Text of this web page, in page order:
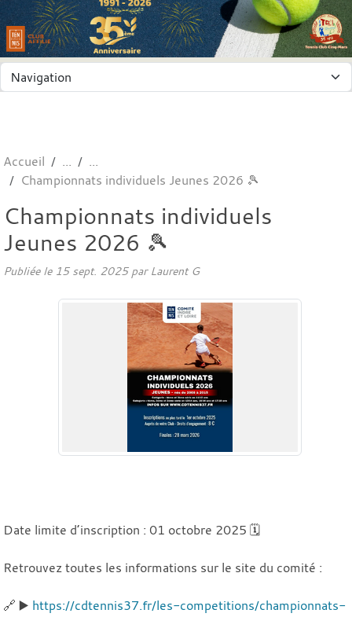
Accueil
Championnats individuels Jeunes 2026 🎾
Championnats individuels
Jeunes 2026 🎾
Publiée le 15 sept. 2025par Laurent G
Date limite d’inscription : 01 octobre 2025 🗓️
Retrouvez toutes les informations sur le site du comité :
🔗 ▶️ https://cdtennis37.fr/les-competitions/championnats-
Panneau de gestion des cookies